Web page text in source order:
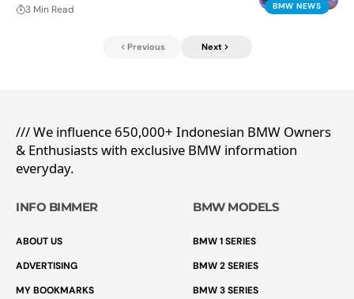
BMW NEWS
3 Min Read
Previous Next
/// We influence 650,000+ Indonesian BMW Owners
& Enthusiasts with exclusive BMW information
everyday.
INFO BIMMER
ABOUT US
ADVERTISING
MY BOOKMARKS
BMW MODELS
BMW 1 SERIES
BMW 2 SERIES
BMW 3 SERIES